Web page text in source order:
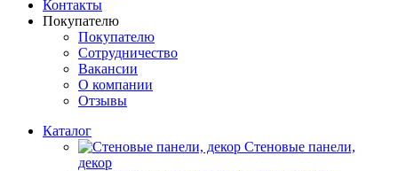
Контакты
Покупателю
Покупателю
Сотрудничество
Вакансии
О компании
Отзывы
Каталог
Стеновые панели,
декор